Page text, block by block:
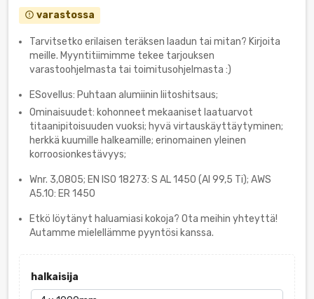
error_outline varastossa
Tarvitsetko erilaisen teräksen laadun tai mitan? Kirjoita
meille. Myyntitiimimme tekee tarjouksen
varastoohjelmasta tai toimitusohjelmasta :)
ESovellus: Puhtaan alumiinin liitoshitsaus;
Ominaisuudet: kohonneet mekaaniset laatuarvot
titaanipitoisuuden vuoksi; hyvä virtauskäyttäytyminen;
herkkä kuumille halkeamille; erinomainen yleinen
korroosionkestävyys;
Wnr. 3,0805; EN ISO 18273: S AL 1450 (Al 99,5 Ti); AWS
A5.10: ER 1450
Etkö löytänyt haluamiasi kokoja? Ota meihin yhteyttä!
Autamme mielellämme pyyntösi kanssa.
halkaisija